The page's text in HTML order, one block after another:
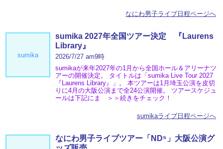
なにわ男子ライブ日程ページへ
sumika
sumika 2027年全国ツアー決定 『Laurens
Library』
2026/7/27 am9時
sumikaが来年2027年の1月から全国ホール＆アリーナツ
アーの開催決定。 タイトルは「sumika Live Tour 2027
『Laurens Library』」。 本ツアーは1月埼玉公演を皮切
りに4月の大阪公演まで全24公演開催。 ツアースケジュ
ールは下記にま ＞＞続きをチェック！
sumikaライブ日程ページへ
なにわ男子ライブツアー「ND⁵」大阪公演グ